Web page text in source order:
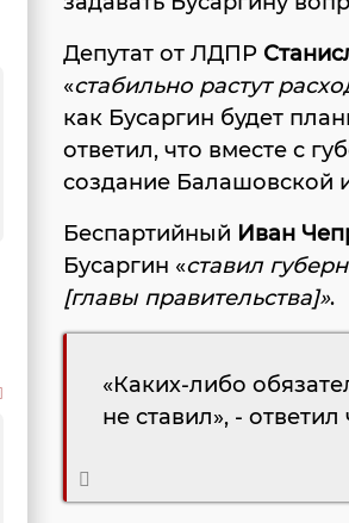
Депутат от ЛДПР
«стабильно растут
как Бусаргин будет
ответил, что вместе с
создание Балашовской
Беспартийный Иван
Бусаргин «ставил
[главы правительства]».
«Каких-либо
не ставил», -